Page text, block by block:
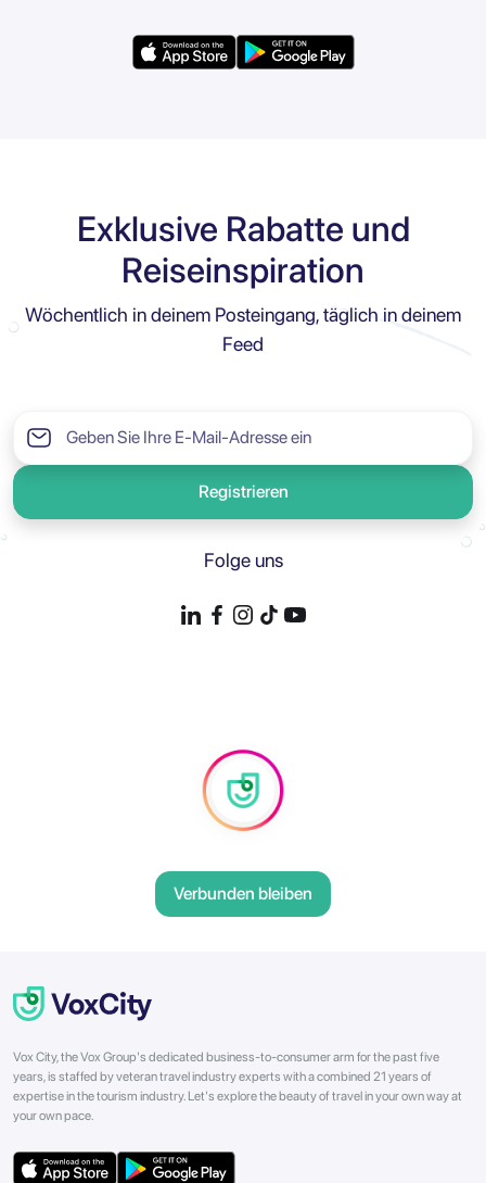
Exklusive Rabatte und
Reiseinspiration
Wöchentlich in deinem Posteingang, täglich in deinem
Feed
Registrieren
Folge uns
Verbunden bleiben
Vox City, the Vox Group's dedicated business-to-consumer arm for the past five
years, is staffed by veteran travel industry experts with a combined 21 years of
expertise in the tourism industry. Let's explore the beauty of travel in your own way at
your own pace.